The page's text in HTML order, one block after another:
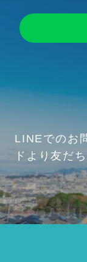
LINEでのお
ドより友だ